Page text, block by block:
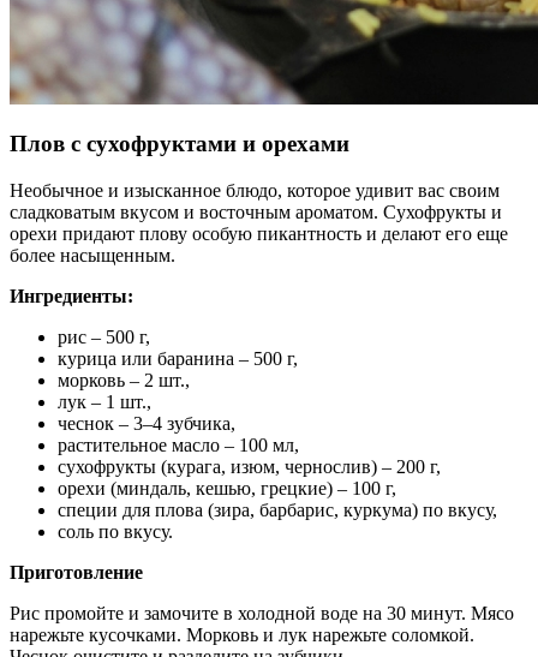
Плов с сухофруктами и орехами
Необычное и изысканное блюдо, которое удивит вас своим
сладковатым вкусом и восточным ароматом. Сухофрукты и
орехи придают плову особую пикантность и делают его еще
более насыщенным.
Ингредиенты:
рис – 500 г,
курица или баранина – 500 г,
морковь – 2 шт.,
лук – 1 шт.,
чеснок – 3–4 зубчика,
растительное масло – 100 мл,
сухофрукты (курага, изюм, чернослив) – 200 г,
орехи (миндаль, кешью, грецкие) – 100 г,
специи для плова (зира, барбарис, куркума) по вкусу,
соль по вкусу.
Приготовление
Рис промойте и замочите в холодной воде на 30 минут. Мясо
нарежьте кусочками. Морковь и лук нарежьте соломкой.